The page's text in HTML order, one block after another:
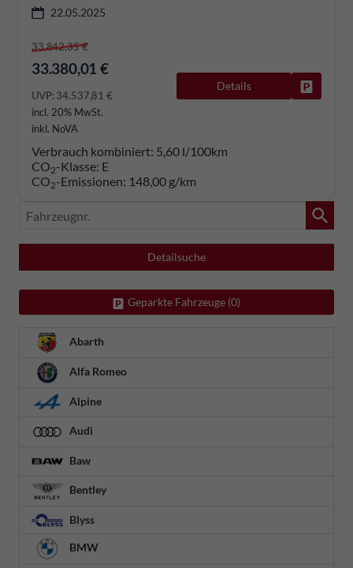
22.05.2025
33.842,35 €
33.380,01 €
UVP:34.537,81 €
incl. 20% MwSt.
inkl. NoVA
Details
Verbrauch kombiniert: 5,60 l/100km
CO2-Klasse: E
CO2-Emissionen: 148,00 g/km
Fahrzeugnr.
Detailsuche
Geparkte Fahrzeuge (0)
Abarth
Alfa Romeo
Alpine
Audi
Baw
Bentley
Blyss
BMW